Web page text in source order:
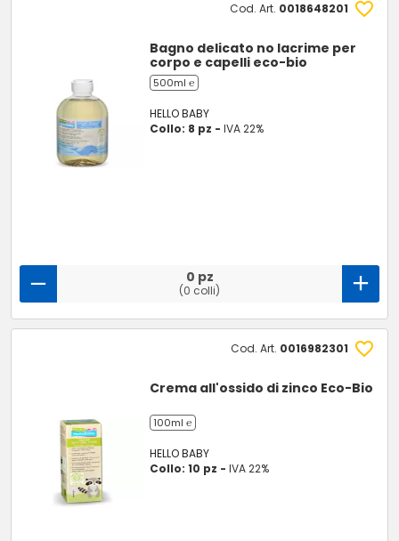
Cod. Art. 0018648201
Bagno delicato no lacrime per
corpo e capelli eco-bio
500ml ℮
HELLO BABY
Collo: 8 pz -IVA 22%
0 pz
(0 colli)
Cod. Art. 0016982301
Crema all'ossido di zinco Eco-Bio
100ml ℮
HELLO BABY
Collo: 10 pz -IVA 22%